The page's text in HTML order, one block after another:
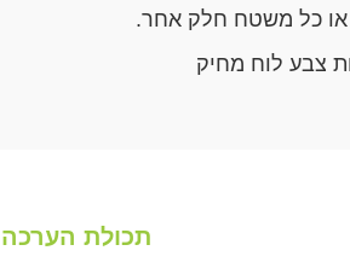
או כל משטח חלק אחר.
צבע לוח מחיק
תכולת הערכה